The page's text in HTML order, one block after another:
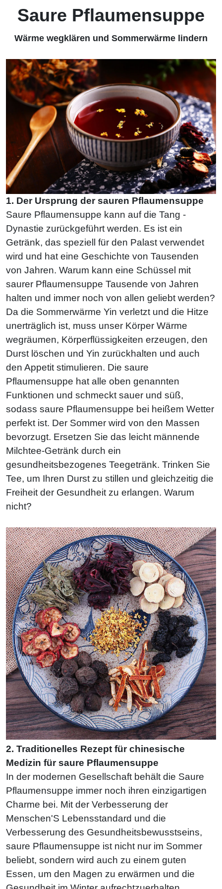
Saure Pflaumensuppe
Wärme wegklären und Sommerwärme lindern
1. Der Ursprung der sauren Pflaumensuppe
Saure Pflaumensuppe kann auf die Tang -
Dynastie zurückgeführt werden. Es ist ein
Getränk, das speziell für den Palast verwendet
wird und hat eine Geschichte von Tausenden
von Jahren. Warum kann eine Schüssel mit
saurer Pflaumensuppe Tausende von Jahren
halten und immer noch von allen geliebt werden?
Da die Sommerwärme Yin verletzt und die Hitze
unerträglich ist, muss unser Körper Wärme
wegräumen, Körperflüssigkeiten erzeugen, den
Durst löschen und Yin zurückhalten und auch
den Appetit stimulieren. Die saure
Pflaumensuppe hat alle oben genannten
Funktionen und schmeckt sauer und süß,
sodass saure Pflaumensuppe bei heißem Wetter
perfekt ist. Der Sommer wird von den Massen
bevorzugt. Ersetzen Sie das leicht männende
Milchtee-Getränk durch ein
gesundheitsbezogenes Teegetränk. Trinken Sie
Tee, um Ihren Durst zu stillen und gleichzeitig die
Freiheit der Gesundheit zu erlangen. Warum
nicht?
2. Traditionelles Rezept für chinesische
Medizin für saure Pflaumensuppe
In der modernen Gesellschaft behält die Saure
Pflaumensuppe immer noch ihren einzigartigen
Charme bei. Mit der Verbesserung der
Menschen'S Lebensstandard und die
Verbesserung des Gesundheitsbewusstseins,
saure Pflaumensuppe ist nicht nur im Sommer
beliebt, sondern wird auch zu einem guten
Essen, um den Magen zu erwärmen und die